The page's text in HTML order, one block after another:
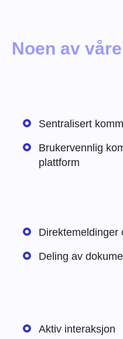
Noen av
Sentralisert
Brukervennlig
plattform
Direktemeldinger
Deling av
Aktiv interaksjon